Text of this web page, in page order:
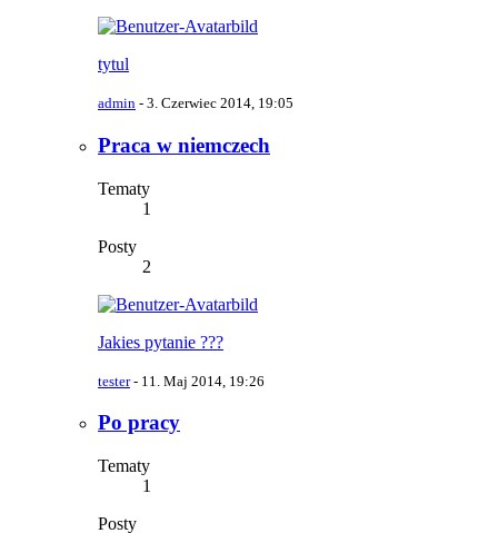
tytul
admin - 3. Czerwiec 2014, 19:05
Praca w niemczech
Tematy
1
Posty
2
Jakies pytanie ???
tester- 11. Maj 2014, 19:26
Po pracy
Tematy
1
Posty